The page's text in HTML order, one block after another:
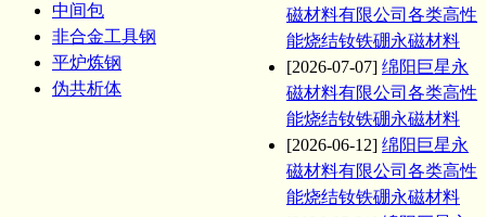
中间包
非合金工具钢
平炉炼钢
伪共析体
磁材料有限公司各类高性
能烧结钕铁硼永磁材料
[2026-07-07] 绵阳巨星永
磁材料有限公司各类高性
能烧结钕铁硼永磁材料
[2026-06-12] 绵阳巨星永
磁材料有限公司各类高性
能烧结钕铁硼永磁材料